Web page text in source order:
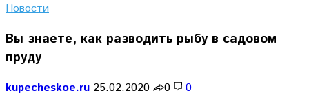
Новости
Вы знаете, как разводить рыбу в садовом
пруду
kupecheskoe.ru 25.02.2020 0 0